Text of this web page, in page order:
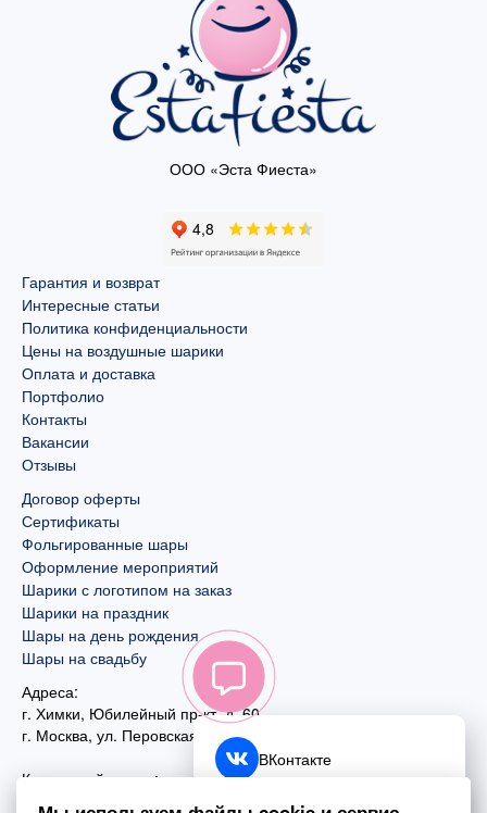
ООО «Эста Фиеста»
Гарантия и возврат
Интересные статьи
Политика конфиденциальности
Цены на воздушные шарики
Оплата и доставка
Портфолио
Контакты
Вакансии
Отзывы
Договор оферты
Сертификаты
Фольгированные шары
Оформление мероприятий
Шарики с логотипом на заказ
Шарики на праздник
Шары на день рождения
Шары на свадьбу
Адреса:
г. Химки, Юбилейный пр-кт, д. 60
г. Москва, ул. Перовская, д. 59
Контактный номер:
ВКонтакте
Telegram